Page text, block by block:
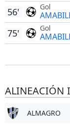
Gol
56'
Gol
75'
ALINEACIÓN
ALMAGRO